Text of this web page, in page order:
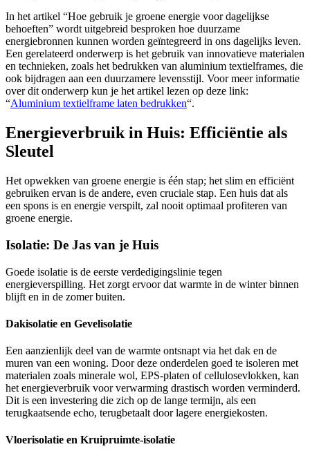
In het artikel “Hoe gebruik je groene energie voor dagelijkse
behoeften” wordt uitgebreid besproken hoe duurzame
energiebronnen kunnen worden geïntegreerd in ons dagelijks leven.
Een gerelateerd onderwerp is het gebruik van innovatieve materialen
en technieken, zoals het bedrukken van aluminium textielframes, die
ook bijdragen aan een duurzamere levensstijl. Voor meer informatie
over dit onderwerp kun je het artikel lezen op deze link:
“Aluminium textielframe laten bedrukken“.
Energieverbruik in Huis: Efficiëntie als
Sleutel
Het opwekken van groene energie is één stap; het slim en efficiënt
gebruiken ervan is de andere, even cruciale stap. Een huis dat als
een spons is en energie verspilt, zal nooit optimaal profiteren van
groene energie.
Isolatie: De Jas van je Huis
Goede isolatie is de eerste verdedigingslinie tegen
energieverspilling. Het zorgt ervoor dat warmte in de winter binnen
blijft en in de zomer buiten.
Dakisolatie en Gevelisolatie
Een aanzienlijk deel van de warmte ontsnapt via het dak en de
muren van een woning. Door deze onderdelen goed te isoleren met
materialen zoals minerale wol, EPS-platen of cellulosevlokken, kan
het energieverbruik voor verwarming drastisch worden verminderd.
Dit is een investering die zich op de lange termijn, als een
terugkaatsende echo, terugbetaalt door lagere energiekosten.
Vloerisolatie en Kruipruimte-isolatie